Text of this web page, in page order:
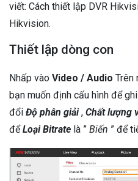
viết: Cách thiết lập DVR
Hikvision.
Thiết lập dòng con
Nhấp vào Video / Audio Trên
bạn muốn định cấu hình để
đổi Độ phân giải, Chất lượng
đểLoại Bitrate là ” Biến ” để